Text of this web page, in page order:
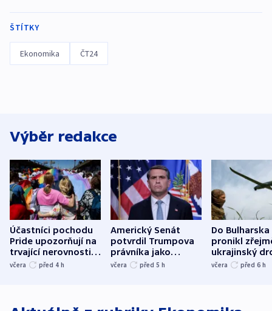
ŠTÍTKY
Ekonomika ČT24
Výběr redakce
Účastníci pochodu
Pride upozorňují na
trvající nerovnosti i
společenskou
včera před 4 h
Americký Senát
potvrdil Trumpova
právníka jako
ministra
včera před 5 h
Do Bulharska
pronikl
ukrajinský
explodoval
včera před 6 h